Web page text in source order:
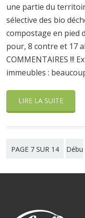
une partie du
sélective des bio
compostage en pied
pour, 8 contre et 17
COMMENTAIRES !!!
immeubles :
LIRE LA SUITE
PAGE 7 SUR 14
Débu